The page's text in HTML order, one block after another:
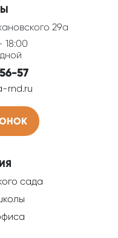
29а
18:00
57
rnd.ru
сада